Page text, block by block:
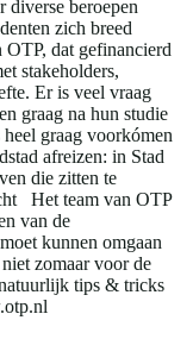
diverse beroepen
zich breed
dat gefinancierd
stakeholders,
Er is veel vraag
graag na hun studie
graag voorkómen
afreizen: in Stad
die zitten te
Het team van OTP
van de
kunnen omgaan
zomaar voor de
tips & tricks